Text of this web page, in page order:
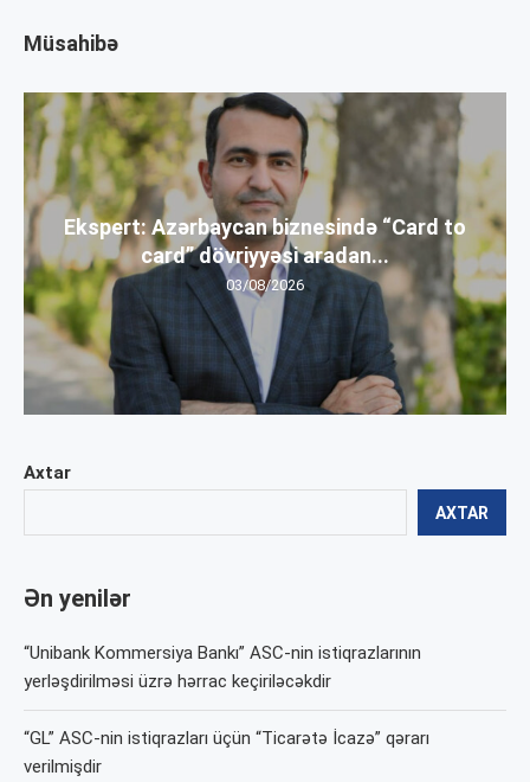
Axtar
AXTAR
Ən yenilər
“Unibank Kommersiya Bankı” ASC-nin istiqrazlarının
yerləşdirilməsi üzrə hərrac keçiriləcəkdir
“GL” ASC-nin istiqrazları üçün “Ticarətə İcazə” qərarı
verilmişdir
Müsahibə
Ekspert: Azərbaycan biznesində “Card to
card” dövriyyəsi aradan...
03/08/2026